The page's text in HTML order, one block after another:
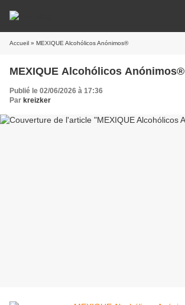
Accueil » MEXIQUE Alcohólicos Anónimos®
MEXIQUE Alcohólicos Anónimos®
Publié le 02/06/2026 à 17:36
Par kreizker